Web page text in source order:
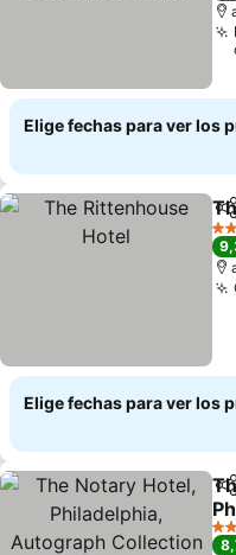
Elige fechas para ver los
5
Elige fechas para ver los
4